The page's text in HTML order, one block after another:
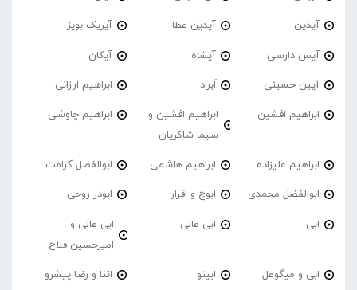
آیدین آیدین عطا آیریک بویز
آیس دارسی آیشاه آیکان
آیین حسینی اَبراد ابراهیم ارزانی
ابراهیم افشین
ابراهیم افشین و
سیما شاکریان
ابراهیم چاوشی
ابراهیم علیزاده ابراهیم هاشمی ابوالفضل کرامت
ابوالفضل محمدی ابوچ و اقرار ابوذر روحی
ابی ابی عالی
ابی عالی و
امیرحسین فلاح
ابی و میگوعل ابینو اثنا و رضا پیشرو